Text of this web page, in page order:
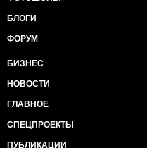
БЛОГИ
ФОРУМ
БИЗНЕС
НОВОСТИ
ГЛАВНОЕ
СПЕЦПРОЕКТЫ
ПУБЛИКАЦИИ